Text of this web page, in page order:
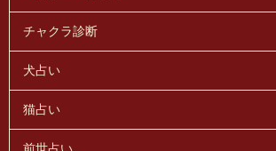
チャクラ診断
犬占い
猫占い
前世占い